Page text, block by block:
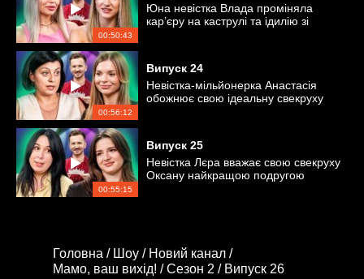
00:50:43
Юна невістка Влада проміняла
кар’єру на каструлі та ідилію зі
00:56:12
Випуск 24
Невістка-мільйонерка Анастасія
обожнює свою ідеальну свекруху
00:55:15
Випуск 25
Невістка Лєра вважає свою свекруху
Оксану найкращою подругою
Головна / Шоу / Новий канал /
Мамо, ваш вихід! /Сезон 2 / Випуск 26